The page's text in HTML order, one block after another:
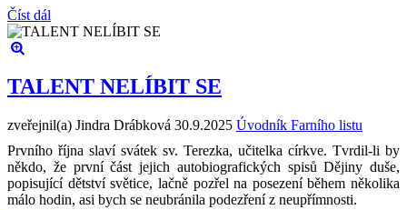
Číst dál
TALENT NELÍBIT SE
zveřejnil(a) Jindra Drábková 30.9.2025 Úvodník Farního listu
Prvního října slaví svátek sv. Terezka, učitelka církve. Tvrdil-li by
někdo, že první část jejich autobiografických spisů Dějiny duše,
popisující dětství světice, lačně pozřel na posezení během několika
málo hodin, asi bych se neubránila podezření z neupřímnosti.